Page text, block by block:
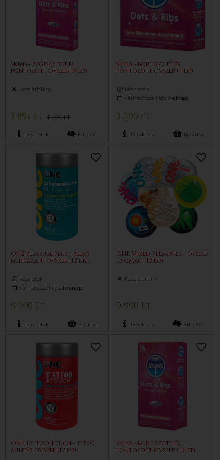
Skins - bordázott és
pontozott óvszer (8 db)
készlethiány
3 895 Ft4 290 Ft
Részletek Értesítés
Skins - bordázott és
pontozott óvszer (4 db)
készleten
várható szállítás: holnap
3 290 Ft
Részletek Kosárba
ONE Pleasure Plus - belső
bordázatú óvszer (12 db)
készleten
várható szállítás: holnap
9 990 Ft
Részletek Kosárba
ONE Mixed Pleasures - óvszer
csomag (12 db)
készlethiány
9 990 Ft
Részletek Értesítés
ONE Tattoo Touch - tetkó
mintás óvszer (12 db)
Skins - bordázott és
pontozott óvszer (16 db)